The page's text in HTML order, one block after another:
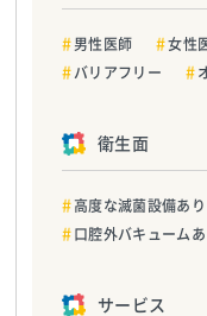
男性医師 女性
バリアフリー
衛生面
高度な滅菌設備あり
口腔外バキュームあ
サービス